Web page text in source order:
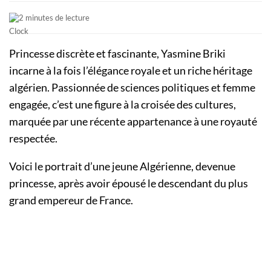
2 minutes de lecture
Princesse discrète et fascinante, Yasmine Briki
incarne à la fois l’élégance royale et un riche héritage
algérien. Passionnée de sciences politiques et femme
engagée, c’est une figure à la croisée des cultures,
marquée par une récente appartenance à une royauté
respectée.
Voici le portrait d’une jeune Algérienne, devenue
princesse, après avoir épousé le descendant du plus
grand empereur de France.